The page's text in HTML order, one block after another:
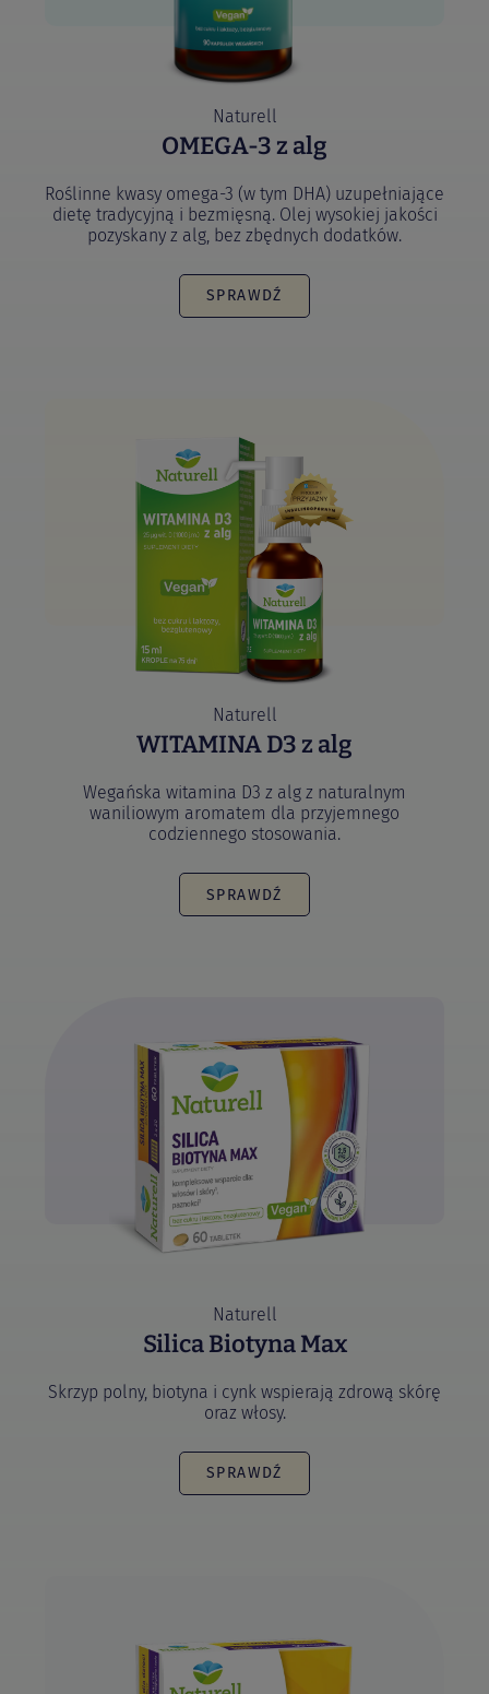
Naturell
OMEGA-3 z alg
Roślinne kwasy omega-3 (w tym DHA) uzupełniające
dietę tradycyjną i bezmięsną. Olej wysokiej jakości
pozyskany z alg, bez zbędnych dodatków.
SPRAWDŹ
Naturell
WITAMINA D3 z alg
Wegańska witamina D3 z alg z naturalnym
waniliowym aromatem dla przyjemnego
codziennego stosowania.
SPRAWDŹ
Naturell
Silica Biotyna Max
Skrzyp polny, biotyna i cynk wspierają zdrową skórę
oraz włosy.
SPRAWDŹ